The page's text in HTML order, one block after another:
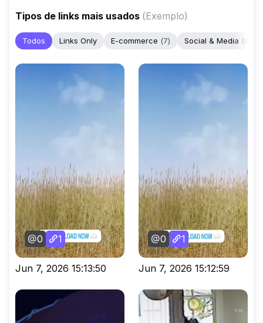
Tipos de links mais usados (Exemplo)
Todos Links Only E-commerce (7) Social & Media (4
0 1
Jun 7, 2026 15:13:50
0 1
Jun 7, 2026 15:12:59